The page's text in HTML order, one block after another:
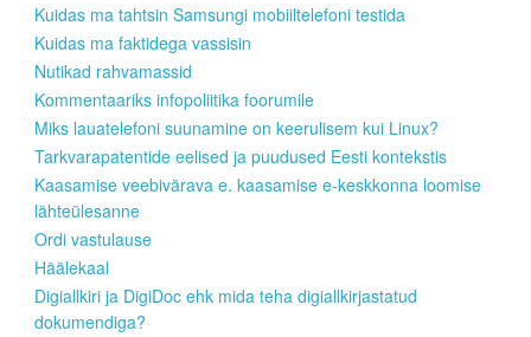
Kuidas ma tahtsin Samsungi mobiiltelefoni testida
Kuidas ma faktidega vassisin
Nutikad rahvamassid
Kommentaariks infopoliitika foorumile
Miks lauatelefoni suunamine on keerulisem kui Linux?
Tarkvarapatentide eelised ja puudused Eesti kontekstis
Kaasamise veebivärava e. kaasamise e-keskkonna loomise
lähteülesanne
Ordi vastulause
Häälekaal
Digiallkiri ja DigiDoc ehk mida teha digiallkirjastatud
dokumendiga?